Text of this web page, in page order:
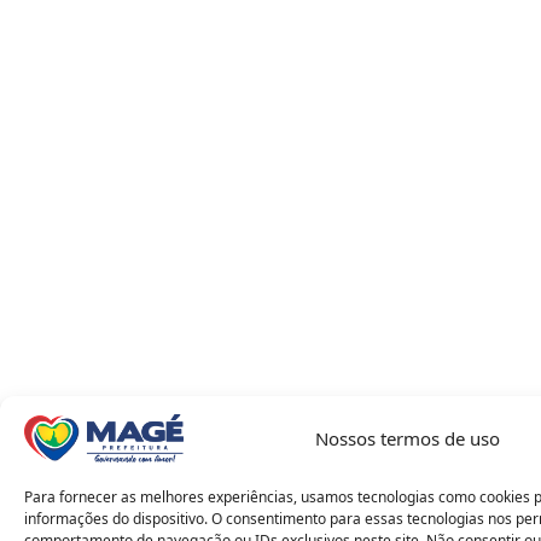
Nossos termos de uso
Para fornecer as melhores experiências, usamos tecnologias como cookies
informações do dispositivo. O consentimento para essas tecnologias nos